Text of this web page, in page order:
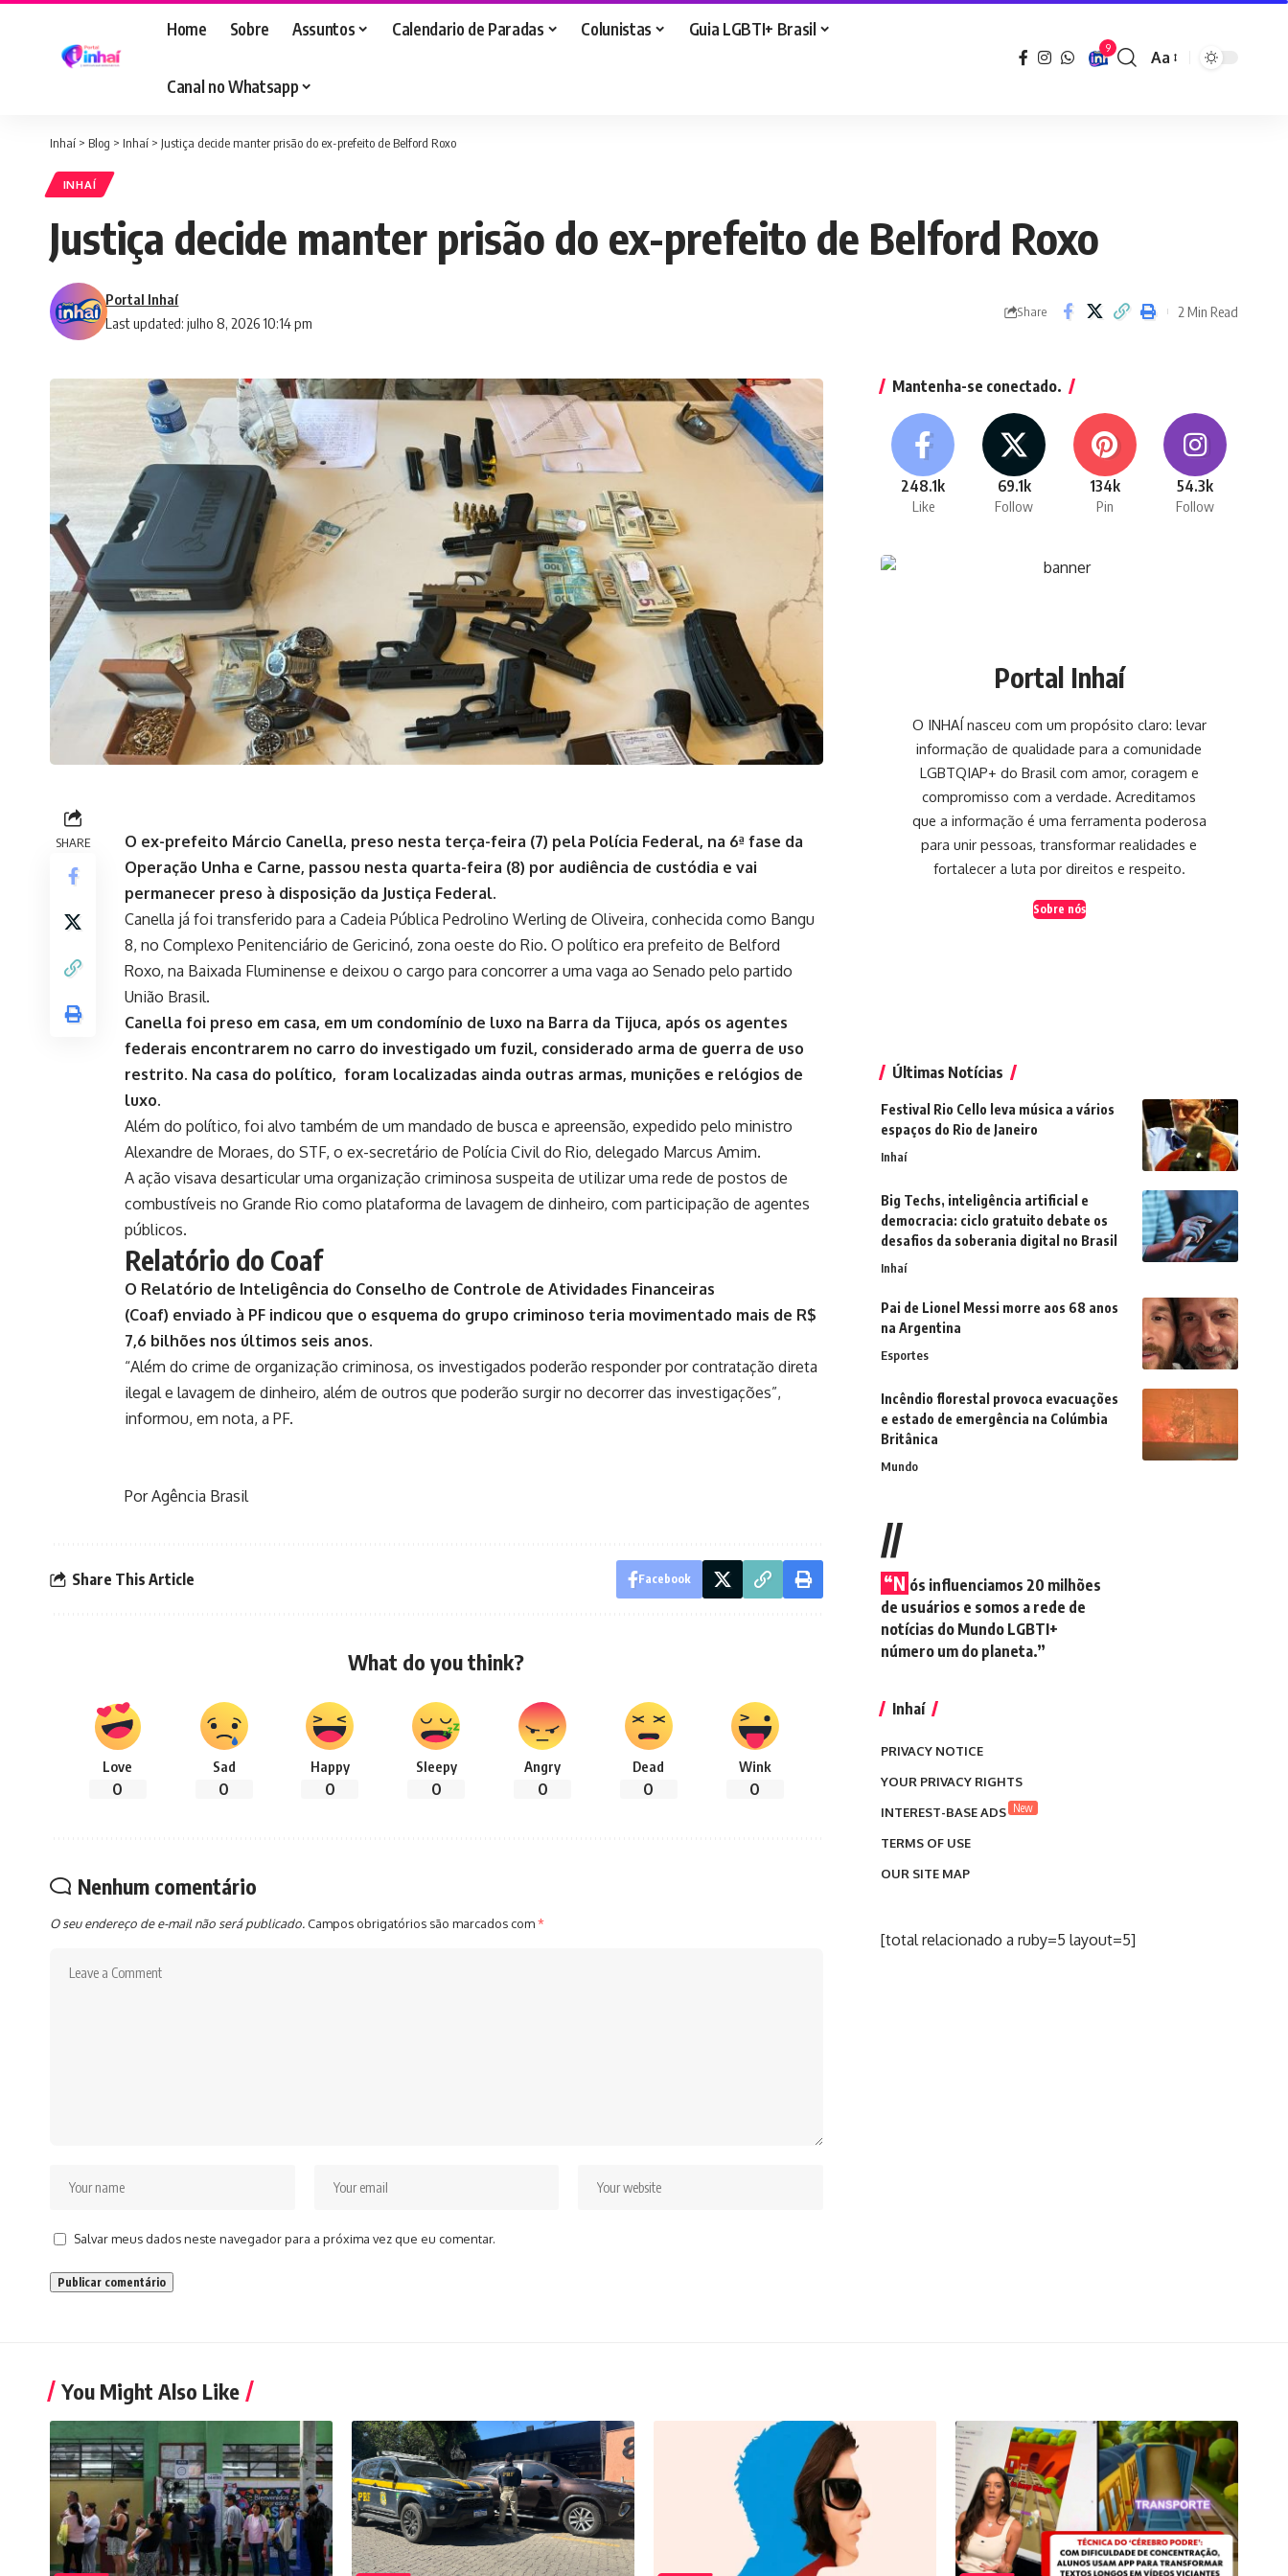
Home Sobre Assuntos Calendario de Paradas Colunistas Guia LGBTI+ Brasil
Canal no Whatsapp
9
Font
Aa
Inhaí > Blog > Inhaí > Justiça decide manter prisão do ex-prefeito de Belford Roxo
INHAÍ
Justiça decide manter prisão do ex-prefeito de Belford Roxo
Last updated: julho 8, 2026 10:14 pm
Portal Inhaí
Share 2 Min Read
SHARE
O ex-prefeito Márcio Canella, preso nesta terça-feira (7) pela Polícia Federal, na 6ª fase da
Operação Unha e Carne, passou nesta quarta-feira (8) por audiência de custódia e vai
permanecer preso à disposição da Justiça Federal.
Canella já foi transferido para a Cadeia Pública Pedrolino Werling de Oliveira, conhecida como Bangu
8, no Complexo Penitenciário de Gericinó, zona oeste do Rio. O político era prefeito de Belford
Roxo, na Baixada Fluminense e deixou o cargo para concorrer a uma vaga ao Senado pelo partido
União Brasil.
Canella foi preso em casa, em um condomínio de luxo na Barra da Tijuca, após os agentes
federais encontrarem no carro do investigado um fuzil, considerado arma de guerra de uso
restrito. Na casa do político, foram localizadas ainda outras armas, munições e relógios de
luxo.
Além do político, foi alvo também de um mandado de busca e apreensão, expedido pelo ministro
Alexandre de Moraes, do STF, o ex-secretário de Polícia Civil do Rio, delegado Marcus Amim.
A ação visava desarticular uma organização criminosa suspeita de utilizar uma rede de postos de
combustíveis no Grande Rio como plataforma de lavagem de dinheiro, com participação de agentes
públicos.
Relatório do Coaf
O Relatório de Inteligência do Conselho de Controle de Atividades Financeiras
(Coaf) enviado à PF indicou que o esquema do grupo criminoso teria movimentado mais de R$
7,6 bilhões nos últimos seis anos.
“Além do crime de organização criminosa, os investigados poderão responder por contratação direta
ilegal e lavagem de dinheiro, além de outros que poderão surgir no decorrer das investigações”,
informou, em nota, a PF.
Por Agência Brasil
Share This Article Facebook
What do you think?
Love
0
Sad
0
Happy
0
Sleepy
0
Angry
0
Dead
0
Wink
0
Nenhum comentário
O seu endereço de e-mail não será publicado. Campos obrigatórios são marcados com*
Salvar meus dados neste navegador para a próxima vez que eu comentar.
Mantenha-se conectado.
248.1k
Like
69.1k
Follow
134k
Pin
54.3k
Follow
Portal Inhaí
O INHAÍ nasceu com um propósito claro: levar
informação de qualidade para a comunidade
LGBTQIAP+ do Brasil com amor, coragem e
compromisso com a verdade. Acreditamos
que a informação é uma ferramenta poderosa
para unir pessoas, transformar realidades e
fortalecer a luta por direitos e respeito.
Sobre nós
Últimas Notícias
Festival Rio Cello leva música a vários
espaços do Rio de Janeiro
Inhaí
Big Techs, inteligência artificial e
democracia: ciclo gratuito debate os
desafios da soberania digital no Brasil
Inhaí
Pai de Lionel Messi morre aos 68 anos
na Argentina
Esportes
Incêndio florestal provoca evacuações
e estado de emergência na Colúmbia
Britânica
Mundo
//
“N ós influenciamos 20 milhões
de usuários e somos a rede de
notícias do Mundo LGBTI+
número um do planeta.”
Inhaí
PRIVACY NOTICE
YOUR PRIVACY RIGHTS
INTEREST-BASE ADS New
TERMS OF USE
OUR SITE MAP
[total relacionado a ruby=5 layout=5]
You Might Also Like